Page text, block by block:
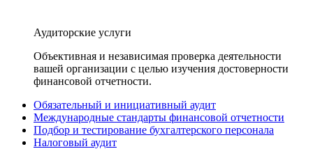
Аудиторские услуги
Объективная и независимая проверка деятельности
вашей организации с целью изучения достоверности
финансовой отчетности.
Обязательный и инициативный аудит
Международные стандарты финансовой отчетности
Подбор и тестирование бухгалтерского персонала
Налоговый аудит